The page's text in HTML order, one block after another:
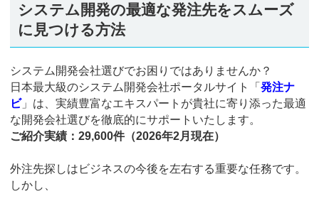
システム開発の最適な発注先をスムーズ
に見つける方法
システム開発会社選びでお困りではありませんか？
日本最大級のシステム開発会社ポータルサイト「 発注ナ
ビ」は、実績豊富なエキスパートが貴社に寄り添った最適
な開発会社選びを徹底的にサポートいたします。
ご紹介実績：29,600件（2026年2月現在）
外注先探しはビジネスの今後を左右する重要な任務です。
しかし、